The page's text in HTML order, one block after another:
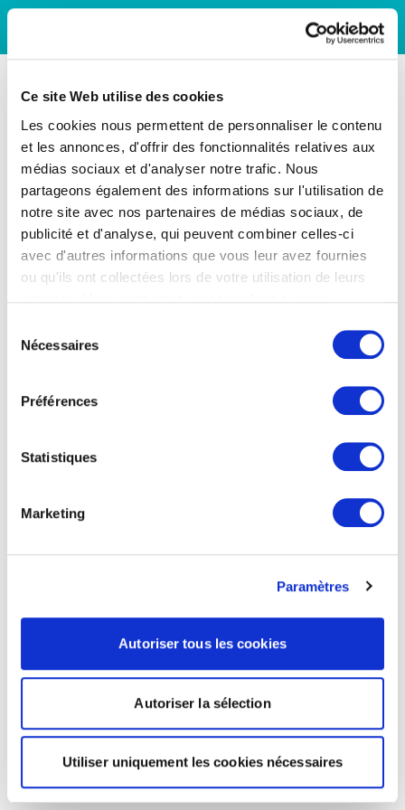
Ce site Web utilise des cookies
Les cookies nous permettent de personnaliser le contenu
et les annonces, d'offrir des fonctionnalités relatives aux
médias sociaux et d'analyser notre trafic. Nous
partageons également des informations sur l'utilisation de
notre site avec nos partenaires de médias sociaux, de
publicité et d'analyse, qui peuvent combiner celles-ci
avec d'autres informations que vous leur avez fournies
ou qu'ils ont collectées lors de votre utilisation de leurs
Nécessaires
Préférences
Statistiques
Marketing
Paramètres
Autoriser tous les cookies
Autoriser la sélection
Utiliser uniquement les cookies nécessaires